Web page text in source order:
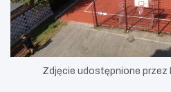
Zdjęcie udostępnione przez